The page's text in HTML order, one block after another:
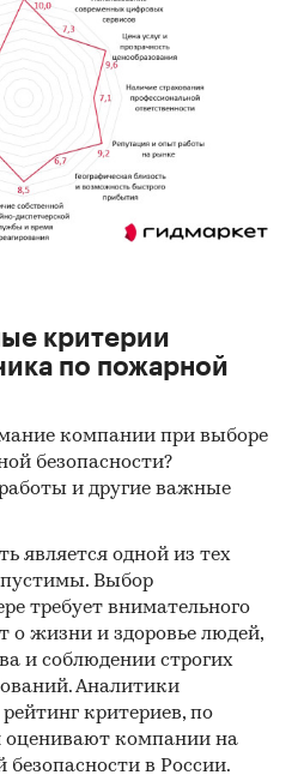
леса с одной заправки
Федерального
хозяйства для бригады
по пожарным –
сбытовой сети,
Ед.
Значение
тыс.
руб.
56 269
тыс.
%
мес. 43
мес. ***
критерии
по пожарной
компании при выборе
безопасности?
и другие важные
является одной из тех
Выбор
требует внимательного
о жизни и здоровье людей,
и соблюдении строгих
Аналитики
критериев, по
оценивают компании на
в России.